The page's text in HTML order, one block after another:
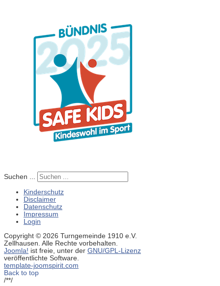
Suchen ...
Kinderschutz
Disclaimer
Datenschutz
Impressum
Login
Copyright © 2026 Turngemeinde 1910 e.V.
Zellhausen. Alle Rechte vorbehalten.
Joomla! ist freie, unter der GNU/GPL-Lizenz
veröffentlichte Software.
template-joomspirit.com
Back to top
/**/